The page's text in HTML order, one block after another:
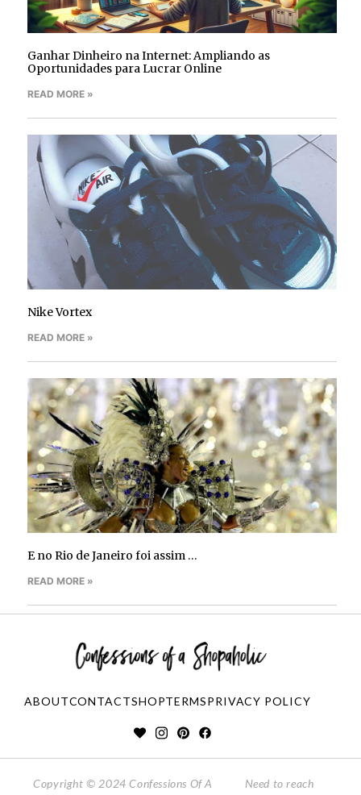
Ganhar Dinheiro na Internet: Ampliando as
Oportunidades para Lucrar Online
READ MORE »
Nike Vortex
READ MORE »
E no Rio de Janeiro foi assim …
READ MORE »
ABOUTCONTACTSHOPTERMSPRIVACY POLICY
Copyright © 2024 Confessions Of A
Need to reach